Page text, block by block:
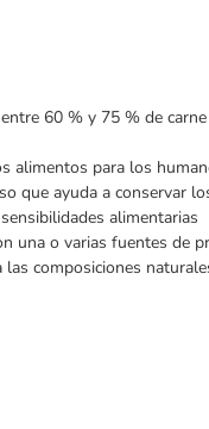
60 % y 75 % de
alimentos para los
que ayuda a conservar
alimentarias
una o varias fuentes de
composiciones